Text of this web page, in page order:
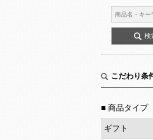
こだわり条
■ 商品タイプ
ギフト